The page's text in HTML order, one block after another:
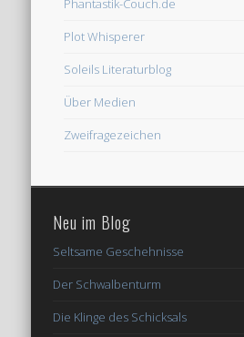
Phantastik-Couch.de
Plot Whisperer
Soleils Literaturblog
Über Medien
Zweifragezeichen
Neu im Blog
Seltsame Geschehnisse
Der Schwalbenturm
Die Klinge des Schicksals